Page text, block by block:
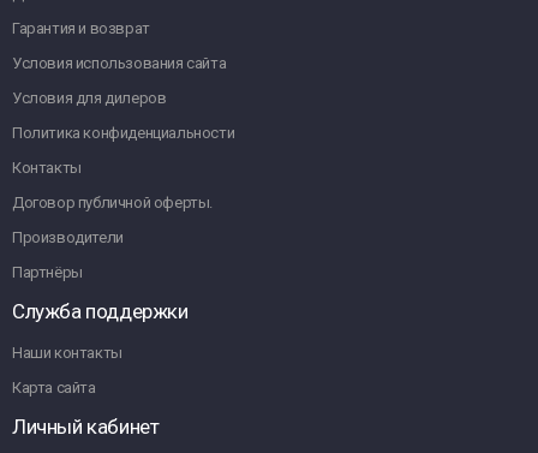
Гарантия и возврат
Условия использования сайта
Условия для дилеров
Политика конфиденциальности
Контакты
Договор публичной оферты.
Производители
Партнёры
Служба поддержки
Наши контакты
Карта сайта
Личный кабинет